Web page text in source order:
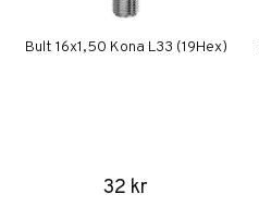
Bult 16x1,50 Kona L33 (19Hex)
32 kr